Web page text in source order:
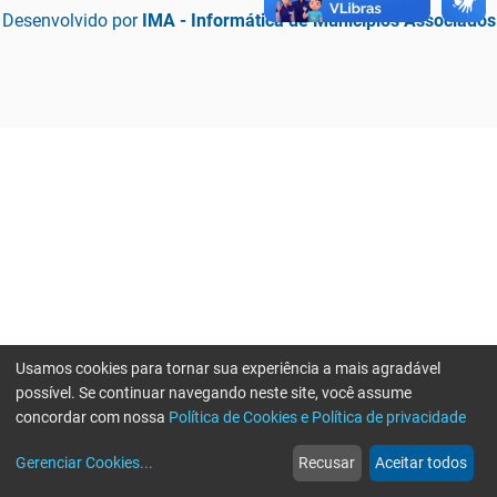
Desenvolvido por IMA - Informática de Municípios Associados
web
Notícias
more_horiz
Mais
Usamos cookies para tornar sua experiência a mais agradável
possível. Se continuar navegando neste site, você assume
concordar com nossa Política de Cookies e Política de privacidade
Gerenciar Cookies... Recusar Aceitar todos
Erro ao enviar informações, por favor tente novamente